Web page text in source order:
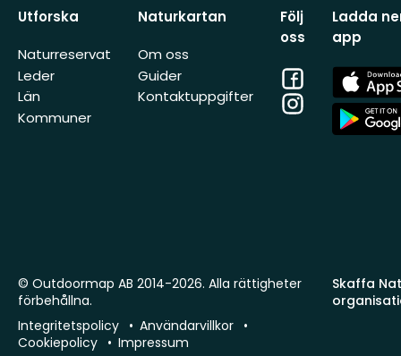
Utforska
Naturreservat
Leder
Län
Kommuner
Naturkartan
Om oss
Guider
Kontaktuppgifter
Följ
oss
Facebook
Instagram
Ladda
app
App
Store
App
Store
Skaffa
© Outdoormap AB 2014-2026. Alla rättigheter
förbehållna.
Integritetspolicy
Användarvillkor
Cookiepolicy
Impressum